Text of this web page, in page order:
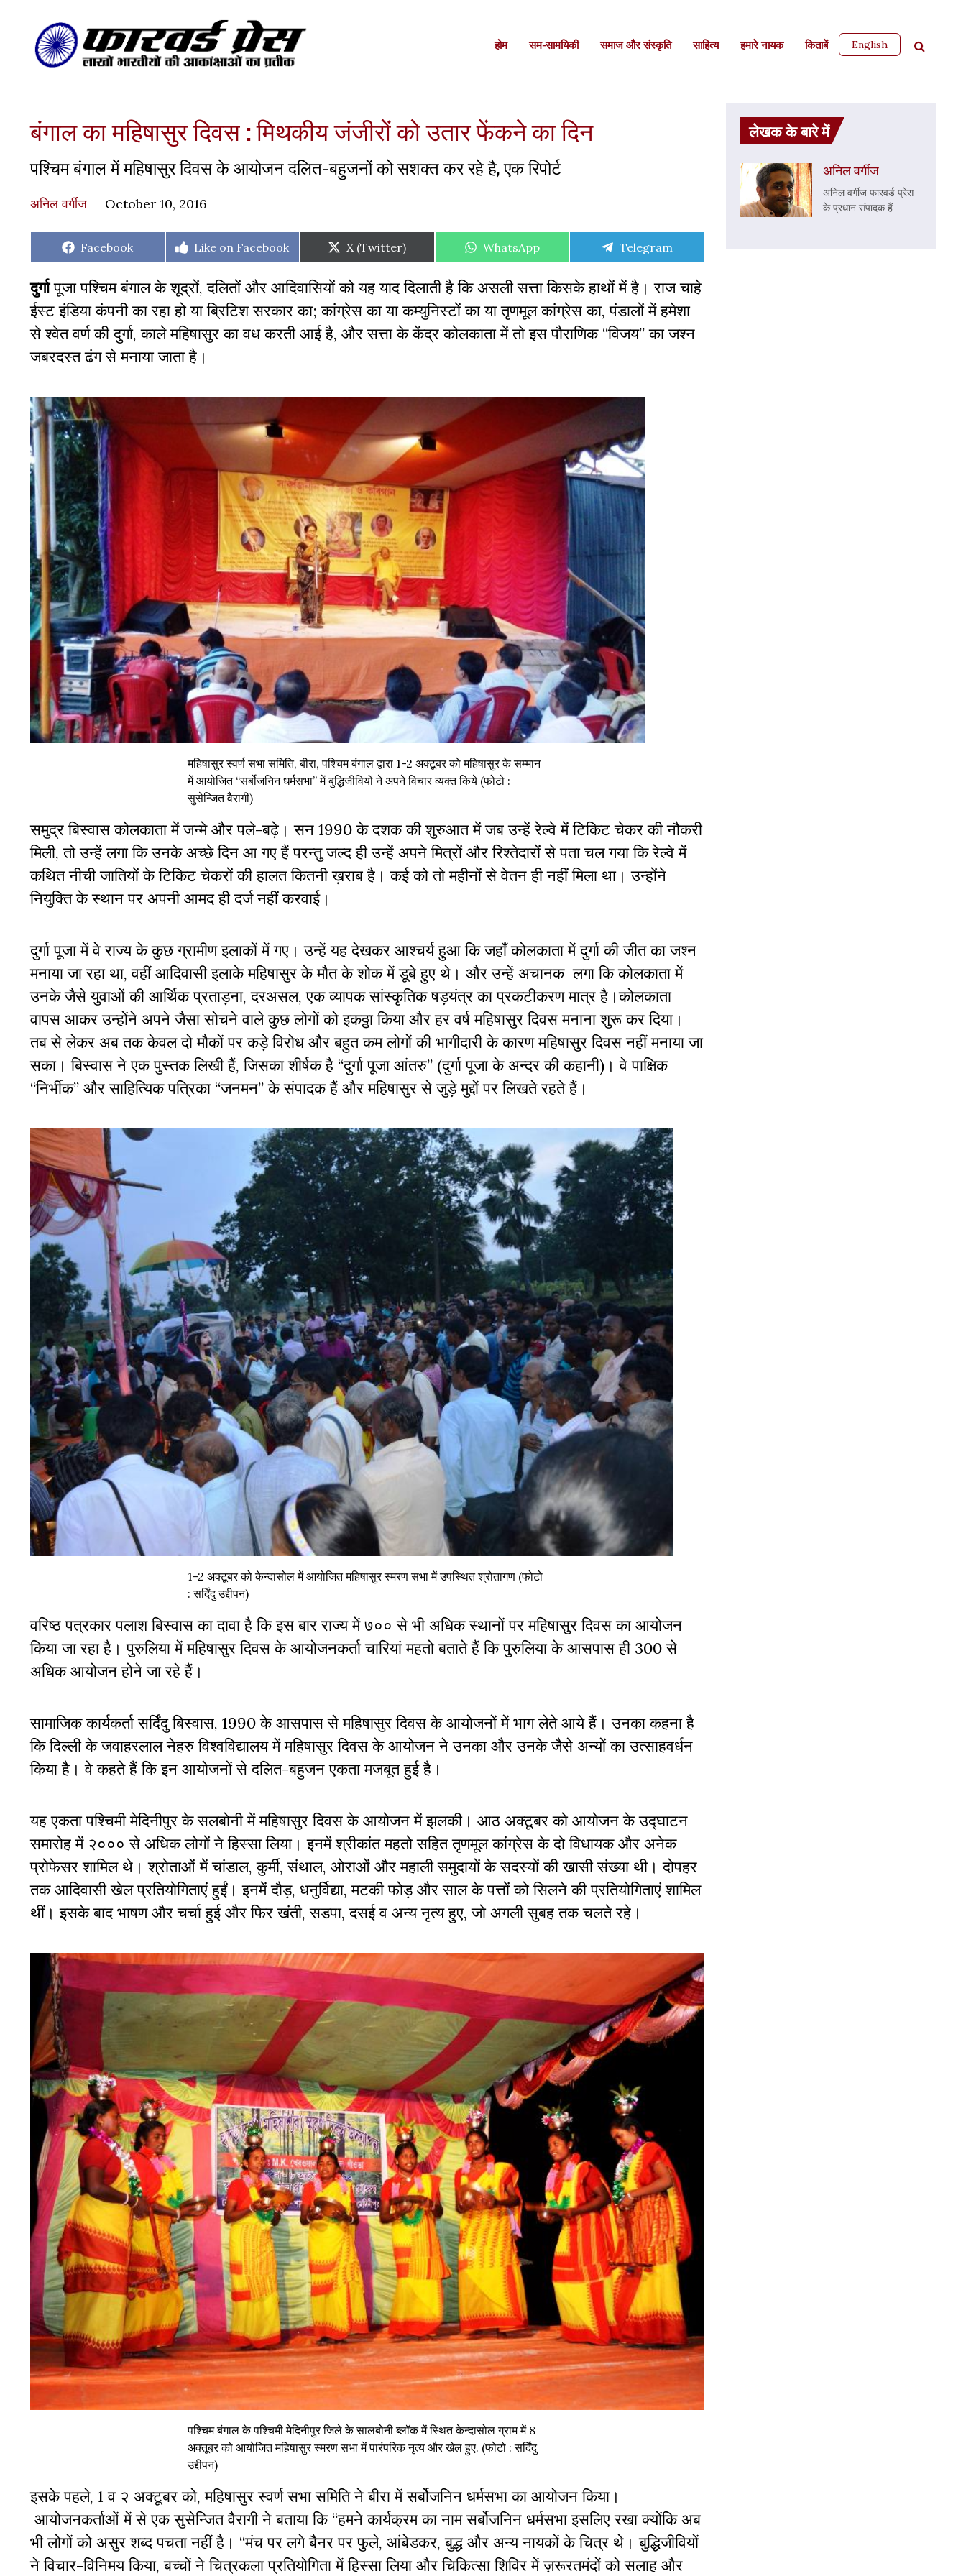
होम सम-सामयिकी समाज और संस्कृति साहित्‍य हमारे नायक किताबें English
बंगाल का महिषासुर दिवस : मिथकीय जंजीरों को उतार फेंकने का दिन
पश्चिम बंगाल में महिषासुर दिवस के आयोजन दलित-बहुजनों को सशक्त कर रहे है, एक रिपोर्ट
अनिल वर्गीज October 10, 2016
Share
Facebook
Share
Like on Facebook
Share
on
X (Twitter)
Share
WhatsApp
Share
Telegram
दुर्गापूजा पश्चिम बंगाल के शूद्रों, दलितों और आदिवासियों को यह याद दिलाती है कि असली सत्ता किसके हाथों में है। राज चाहे
ईस्ट इंडिया कंपनी का रहा हो या ब्रिटिश सरकार का; कांग्रेस का या कम्युनिस्टों का या तृणमूल कांग्रेस का, पंडालों में हमेशा
से श्वेत वर्ण की दुर्गा, काले महिषासुर का वध करती आई है, और सत्ता के केंद्र कोलकाता में तो इस पौराणिक “विजय” का जश्न
जबरदस्त ढंग से मनाया जाता है।
महिषासुर स्वर्ण सभा समिति, बीरा, पश्चिम बंगाल द्वारा 1-2 अक्टूबर को महिषासुर के सम्मान
में आयोजित “सर्बोजनिन धर्मसभा” में बुद्धिजीवियों ने अपने विचार व्यक्त किये (फोटो :
सुसेन्जित वैरागी)
समुद्र बिस्वास कोलकाता में जन्मे और पले-बढ़े। सन 1990 के दशक की शुरुआत में जब उन्हें रेल्वे में टिकिट चेकर की नौकरी
मिली, तो उन्हें लगा कि उनके अच्छे दिन आ गए हैं परन्तु जल्द ही उन्हें अपने मित्रों और रिश्तेदारों से पता चल गया कि रेल्वे में
कथित नीची जातियों के टिकिट चेकरों की हालत कितनी ख़राब है। कई को तो महीनों से वेतन ही नहीं मिला था। उन्होंने
नियुक्ति के स्थान पर अपनी आमद ही दर्ज नहीं करवाई।
दुर्गा पूजा में वे राज्य के कुछ ग्रामीण इलाकों में गए। उन्हें यह देखकर आश्चर्य हुआ कि जहाँ कोलकाता में दुर्गा की जीत का जश्न
मनाया जा रहा था, वहीं आदिवासी इलाके महिषासुर के मौत के शोक में डूबे हुए थे। और उन्हें अचानक लगा कि कोलकाता में
उनके जैसे युवाओं की आर्थिक प्रताड़ना, दरअसल, एक व्यापक सांस्कृतिक षड़यंत्र का प्रकटीकरण मात्र है।कोलकाता
वापस आकर उन्होंने अपने जैसा सोचने वाले कुछ लोगों को इकठ्ठा किया और हर वर्ष महिषासुर दिवस मनाना शुरू कर दिया।
तब से लेकर अब तक केवल दो मौकों पर कड़े विरोध और बहुत कम लोगों की भागीदारी के कारण महिषासुर दिवस नहीं मनाया जा
सका। बिस्वास ने एक पुस्तक लिखी हैं, जिसका शीर्षक है “दुर्गा पूजा आंतरु” (दुर्गा पूजा के अन्दर की कहानी)। वे पाक्षिक
“निर्भीक” और साहित्यिक पत्रिका “जनमन” के संपादक हैं और महिषासुर से जुड़े मुद्दों पर लिखते रहते हैं।
1-2 अक्टूबर को केन्दासोल में आयोजित महिषासुर स्मरण सभा में उपस्थित श्रोतागण (फोटो
: सर्दिंदु उद्दीपन)
वरिष्ठ पत्रकार पलाश बिस्वास का दावा है कि इस बार राज्य में ७०० से भी अधिक स्थानों पर महिषासुर दिवस का आयोजन
किया जा रहा है। पुरुलिया में महिषासुर दिवस के आयोजनकर्ता चारियां महतो बताते हैं कि पुरुलिया के आसपास ही 300 से
अधिक आयोजन होने जा रहे हैं।
सामाजिक कार्यकर्ता सर्दिंदु बिस्वास, 1990 के आसपास से महिषासुर दिवस के आयोजनों में भाग लेते आये हैं। उनका कहना है
कि दिल्ली के जवाहरलाल नेहरु विश्वविद्यालय में महिषासुर दिवस के आयोजन ने उनका और उनके जैसे अन्यों का उत्साहवर्धन
किया है। वे कहते हैं कि इन आयोजनों से दलित-बहुजन एकता मजबूत हुई है।
यह एकता पश्चिमी मेदिनीपुर के सलबोनी में महिषासुर दिवस के आयोजन में झलकी। आठ अक्टूबर को आयोजन के उद्घाटन
समारोह में २००० से अधिक लोगों ने हिस्सा लिया। इनमें श्रीकांत महतो सहित तृणमूल कांग्रेस के दो विधायक और अनेक
प्रोफेसर शामिल थे। श्रोताओं में चांडाल, कुर्मी, संथाल, ओराओं और महाली समुदायों के सदस्यों की खासी संख्या थी। दोपहर
तक आदिवासी खेल प्रतियोगिताएं हुईं। इनमें दौड़, धनुर्विद्या, मटकी फोड़ और साल के पत्तों को सिलने की प्रतियोगिताएं शामिल
थीं। इसके बाद भाषण और चर्चा हुई और फिर खंती, सडपा, दसई व अन्य नृत्य हुए, जो अगली सुबह तक चलते रहे।
पश्चिम बंगाल के पश्चिमी मेदिनीपुर जिले के सालबोनी ब्लॉक में स्थित केन्दासोल ग्राम में 8
अक्तूबर को आयोजित महिषासुर स्मरण सभा में पारंपरिक नृत्य और खेल हुए. (फोटो : सर्दिंदु
उद्दीपन)
इसके पहले, 1 व २ अक्टूबर को, महिषासुर स्वर्ण सभा समिति ने बीरा में सर्बोजनिन धर्मसभा का आयोजन किया।
आयोजनकर्ताओं में से एक सुसेन्जित वैरागी ने बताया कि “हमने कार्यक्रम का नाम सर्बोजनिन धर्मसभा इसलिए रखा क्योंकि अब
भी लोगों को असुर शब्द पचता नहीं है। “मंच पर लगे बैनर पर फुले, आंबेडकर, बुद्ध और अन्य नायकों के चित्र थे। बुद्धिजीवियों
ने विचार-विनिमय किया, बच्चों ने चित्रकला प्रतियोगिता में हिस्सा लिया और चिकित्सा शिविर में ज़रूरतमंदों को सलाह और
लेखक के बारे में
अनिल वर्गीज
अनिल वर्गीज फारवर्ड प्रेस
के प्रधान संपादक हैं